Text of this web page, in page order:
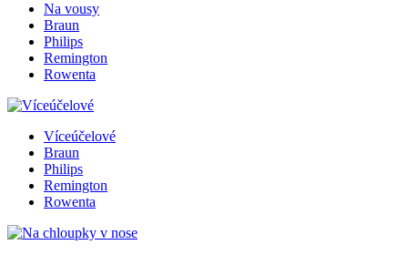
Na vousy
Braun
Philips
Remington
Rowenta
Víceúčelové
Braun
Philips
Remington
Rowenta